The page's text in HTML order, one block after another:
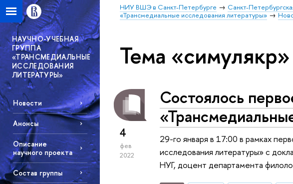
НИУ ВШЭ в Санкт-Петербурге Санкт-
«Трансмедиальные исследования литературы»
НАУЧНО-УЧЕБНАЯ
ГРУППА
«ТРАНСМЕДИАЛЬНЫЕ
ИССЛЕДОВАНИЯ
ЛИТЕРАТУРЫ»
Новости
Анонсы
Описание
научного проекта
Cостав группы
Тема «симулякр»
4
фев
2022
Состоялось
29-го января в 17:00 в рамках
исследования литературы» с
НУГ, доцент департамента